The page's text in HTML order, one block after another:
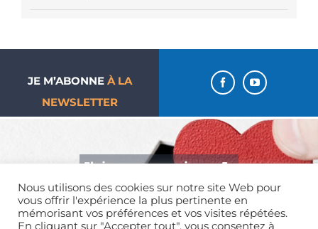
JE M’ABONNE À LA
NEWSLETTER
J’aime ma paroisse… Je
donne !
Nous utilisons des cookies sur notre site Web pour
vous offrir l'expérience la plus pertinente en
mémorisant vos préférences et vos visites répétées.
En cliquant sur "Accepter tout", vous consentez à